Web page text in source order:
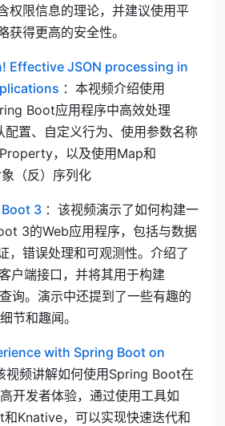
权限信息的理论，并建议使用平
获得更高的安全性。
Effective JSON processing in
(opens new window)
：本视频介绍使用
Boot应用程序中高效处理
配置、自定义行为、使用参数名称
，以及使用Map和
（反）序列化
3 (opens new window)
：该视频演示了如何构建一
3的Web应用程序，包括与数据
，错误处理和可观测性。介绍了
户端接口，并将其用于构建
询。演示中还提到了一些有趣的
节和趣闻。
with Spring Boot on
new window)
视频讲解如何使用Spring Boot在
开发者体验，通过使用工具如
Knative，可以实现快速迭代和